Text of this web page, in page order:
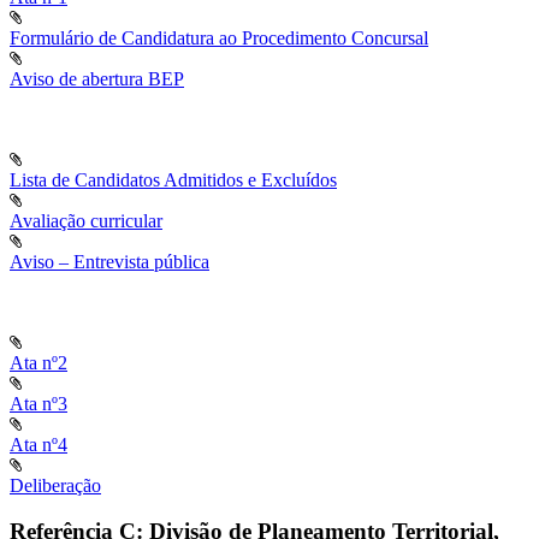
Formulário de Candidatura ao Procedimento Concursal
Aviso de abertura BEP
Lista de Candidatos Admitidos e Excluídos
Avaliação curricular
Aviso – Entrevista pública
Ata nº2
Ata nº3
Ata nº4
Deliberação
Referência C: Divisão de Planeamento Territorial,